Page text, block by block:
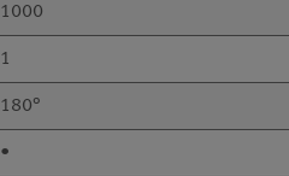
1000
1
180°
•